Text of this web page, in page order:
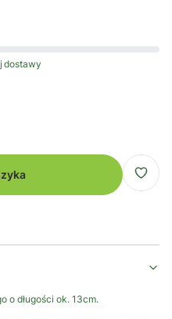
dostawy
o długości ok. 13cm.